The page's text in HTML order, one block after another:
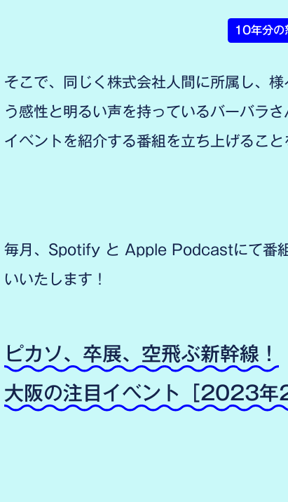
10年分の
そこで、同じく株式会社人間に所属し、
う感性と明るい声を持っているバーバラ
イベントを紹介する番組を立ち上げること
毎月、Spotify と Apple Podcastにて番
いいたします！
ピカソ、卒展、空飛ぶ新幹線！
大阪の注目イベント［2023年2